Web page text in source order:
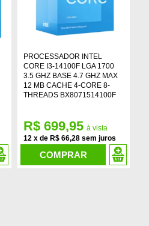
PROCESSADOR INTEL
CORE I3-14100F LGA 1700
3.5 GHZ BASE 4.7 GHZ MAX
12 MB CACHE 4-CORE 8-
THREADS BX8071514100F
12 x de R$ 66,28
R$ 699,95
COMPRAR